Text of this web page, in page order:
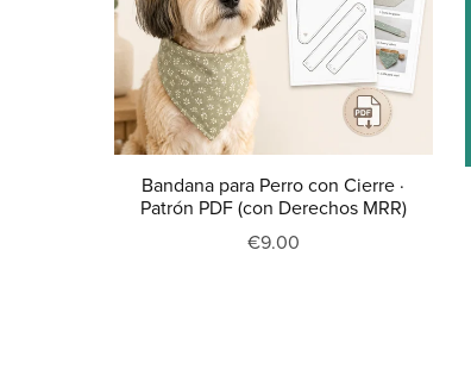
Bandana para Perro con Cierre ·
Patrón PDF (con Derechos MRR)
€9.00